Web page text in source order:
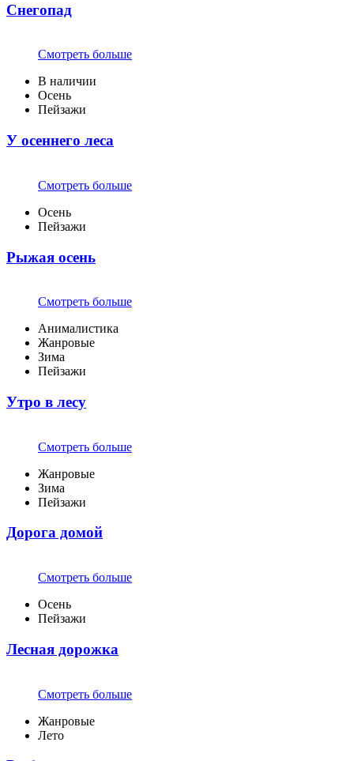
Снегопад
Смотреть больше
В наличии
Осень
Пейзажи
У осеннего леса
Смотреть больше
Осень
Пейзажи
Рыжая осень
Смотреть больше
Анималистика
Жанровые
Зима
Пейзажи
Утро в лесу
Смотреть больше
Жанровые
Зима
Пейзажи
Дорога домой
Смотреть больше
Осень
Пейзажи
Лесная дорожка
Смотреть больше
Жанровые
Лето